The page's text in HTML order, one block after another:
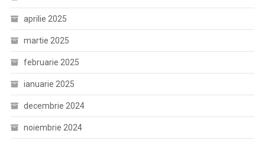
aprilie 2025
martie 2025
februarie 2025
ianuarie 2025
decembrie 2024
noiembrie 2024